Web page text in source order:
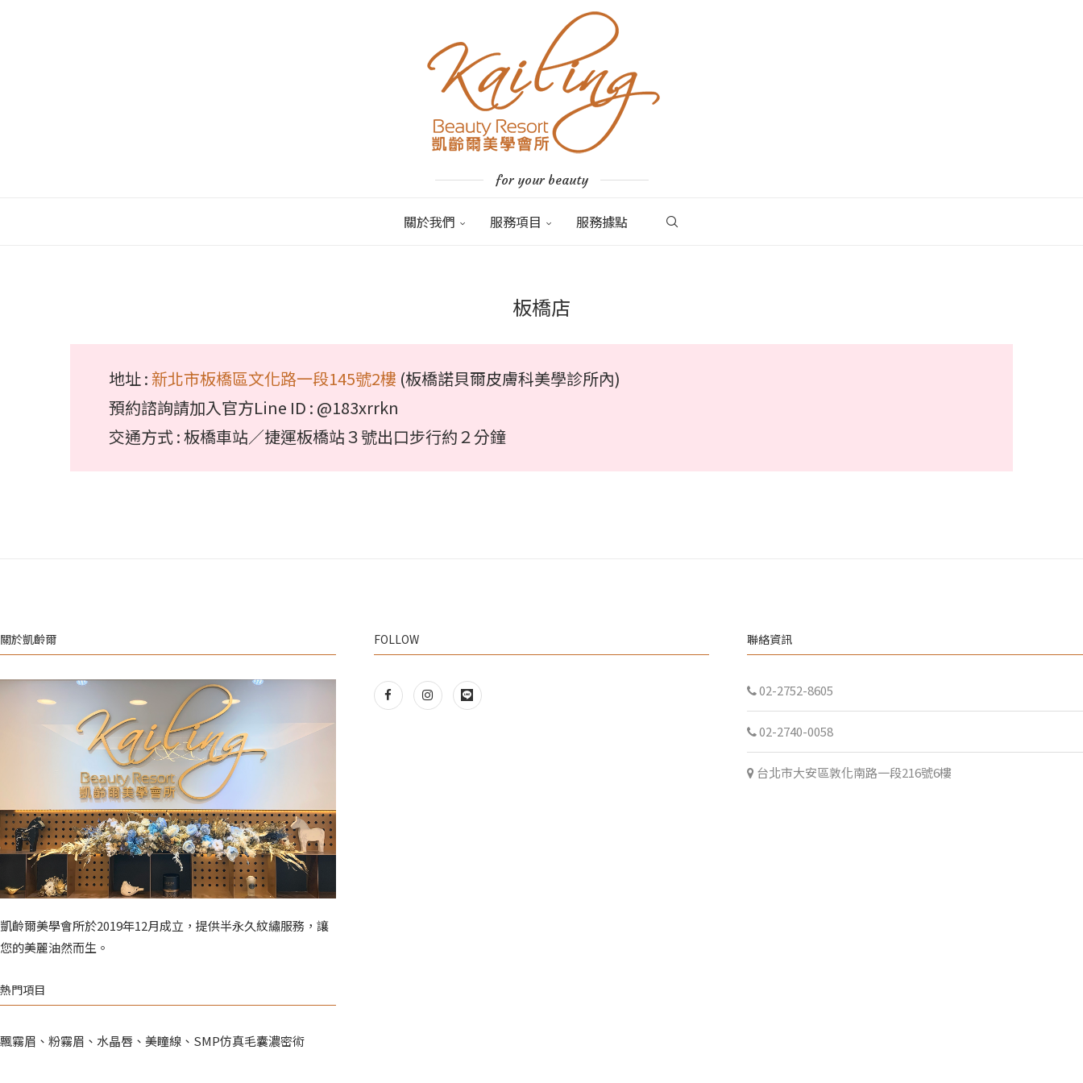
for your beauty
關於我們 服務項目 服務據點
板橋店
地址 : 新北市板橋區文化路一段145號2樓 (板橋諾貝爾皮膚科美學診所內)
預約諮詢請加入官方Line ID : @183xrrkn
交通方式 : 板橋車站／捷運板橋站３號出口步行約２分鐘
關於凱齡爾
凱齡爾美學會所於2019年12月成立，提供半永久紋繡服務，讓
您的美麗油然而生。
熱門項目
飄霧眉、粉霧眉、水晶唇、美瞳線、SMP仿真毛囊濃密術
FOLLOW 聯絡資訊
02-2752-8605
02-2740-0058
台北市大安區敦化南路一段216號6樓